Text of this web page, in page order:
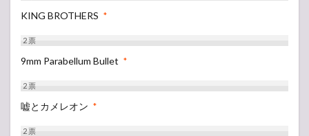
KING BROTHERS *
2票
9mm Parabellum Bullet *
2票
嘘とカメレオン *
2票